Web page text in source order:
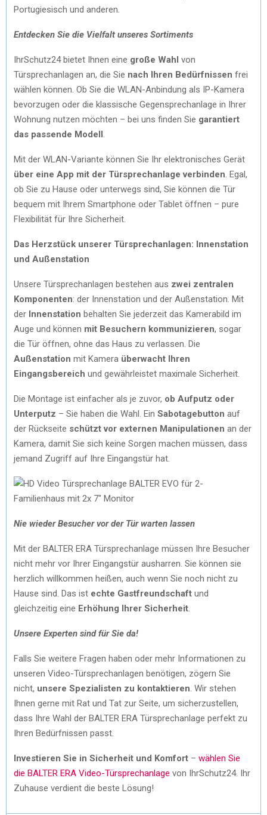
Portugiesisch und anderen.
Entdecken Sie die Vielfalt unseres Sortiments
IhrSchutz24 bietet Ihnen eine große Wahl von
Türsprechanlagen an, die Sie nach Ihren Bedürfnissen frei
wählen können. Ob Sie die WLAN-Anbindung als IP-Kamera
bevorzugen oder die klassische Gegensprechanlage in Ihrer
Wohnung nutzen möchten – bei uns finden Sie garantiert
das passende Modell
Mit der WLAN-Variante können Sie Ihr elektronisches Gerät
über eine App mit der Türsprechanlage verbinden . Egal,
ob Sie zu Hause oder unterwegs sind, Sie können die Tür
bequem mit Ihrem Smartphone oder Tablet öffnen – pure
Flexibilität für Ihre Sicherheit.
Das Herzstück unserer Türsprechanlagen: Innenstation
und Außenstation
Unsere Türsprechanlagen bestehen aus zwei zentralen
Komponenten: der Innenstation und der Außenstation. Mit
der Innenstation behalten Sie jederzeit das Kamerabild im
Auge und können mit Besuchern kommunizieren, sogar
die Tür öffnen, ohne das Haus zu verlassen. Die
Außenstation mit Kamera überwacht Ihren
Eingangsbereich und gewährleistet maximale Sicherheit.
Die Montage ist einfacher als je zuvor, ob Aufputz oder
Unterputz – Sie haben die Wahl. Ein Sabotagebutton auf
der Rückseite schützt vor externen Manipulationen an der
Kamera, damit Sie sich keine Sorgen machen müssen, dass
jemand Zugriff auf Ihre Eingangstür hat.
Nie wieder Besucher vor der Tür warten lassen
Mit der BALTER ERA Türsprechanlage müssen Ihre Besucher
nicht mehr vor Ihrer Eingangstür ausharren. Sie können sie
herzlich willkommen heißen, auch wenn Sie noch nicht zu
Hause sind. Das ist echte Gastfreundschaft und
gleichzeitig eine Erhöhung Ihrer Sicherheit
Unsere Experten sind für Sie da!
Falls Sie weitere Fragen haben oder mehr Informationen zu
unseren Video-Türsprechanlagen benötigen, zögern Sie
nicht, unsere Spezialisten zu kontaktieren . Wir stehen
Ihnen gerne mit Rat und Tat zur Seite, um sicherzustellen,
dass Ihre Wahl der BALTER ERA Türsprechanlage perfekt zu
Ihren Bedürfnissen passt.
Investieren Sie in Sicherheit und Komfort – wählen Sie
die BALTER ERA Video-Türsprechanlage von IhrSchutz24. Ihr
Zuhause verdient die beste Lösung!